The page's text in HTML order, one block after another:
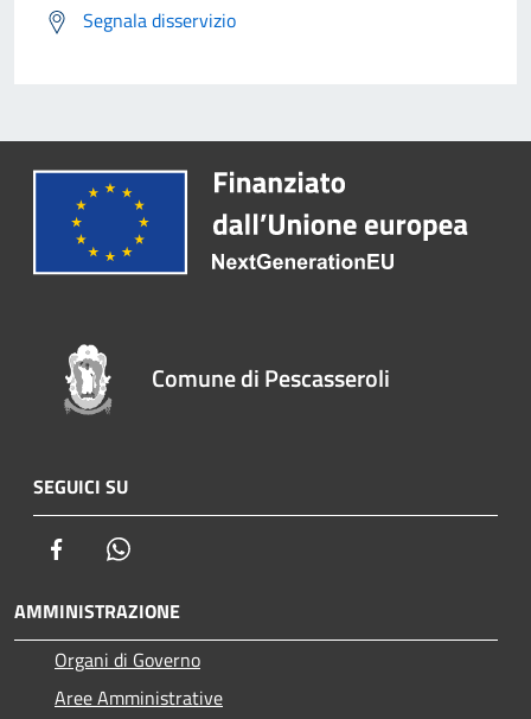
Segnala disservizio
Comune di Pescasseroli
SEGUICI SU
Facebook
AMMINISTRAZIONE
Organi di Governo
Aree Amministrative